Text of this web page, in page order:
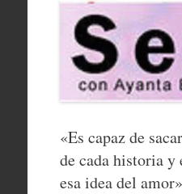
«Es capaz de
de cada historia y
esa idea del amor»